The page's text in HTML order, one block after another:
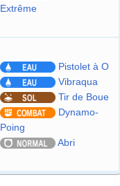
Extrême
Pistolet à O
Vibraqua
Tir de Boue
Dynamo-
Poing
Abri